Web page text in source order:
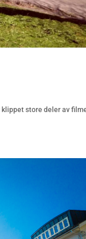
store deler av